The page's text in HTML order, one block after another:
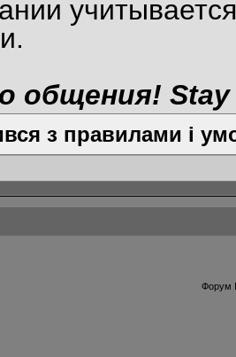
общения! Stay
з правилами і
Форум